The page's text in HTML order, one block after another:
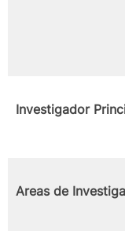
Investigador
Areas de